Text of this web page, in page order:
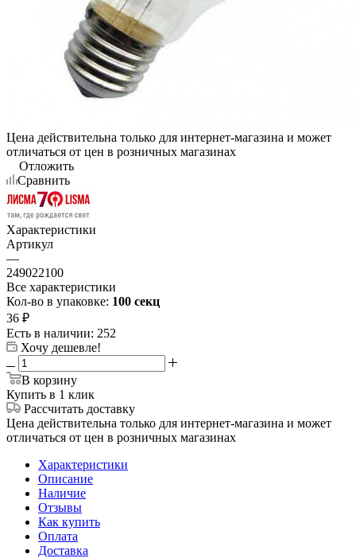
Цена действительна только для интернет-магазина и может
отличаться от цен в розничных магазинах
Отложить
Сравнить
Характеристики
Артикул
—
249022100
Все характеристики
Кол-во в упаковке: 100 секц
36 ₽
Есть в наличии: 252
Хочу дешевле!
В корзину
Купить в 1 клик
Рассчитать доставку
Цена действительна только для интернет-магазина и может
отличаться от цен в розничных магазинах
Характеристики
Описание
Наличие
Отзывы
Как купить
Оплата
Доставка